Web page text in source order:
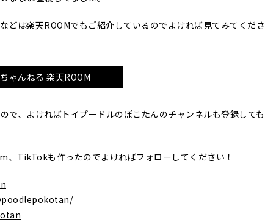
どは楽天ROOMでもご紹介しているのでよければ見てみてくださ
ゃんねる 楽天ROOM
で、よければトイプードルのぽこたんのチャンネルも登録しても
TikTokも作ったのでよければフォローしてください！